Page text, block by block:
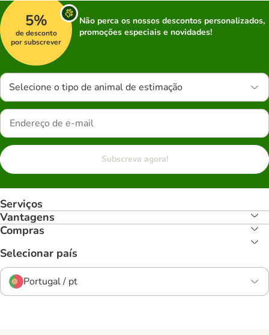
5%
de desconto
por subscrever
Não perca os nossos descontos personalizados,
promoções especiais e novidades!
Selecione o tipo de animal de estimação
Subscreva agora!
Serviços
Vantagens
Compras
Selecionar país
Portugal / pt